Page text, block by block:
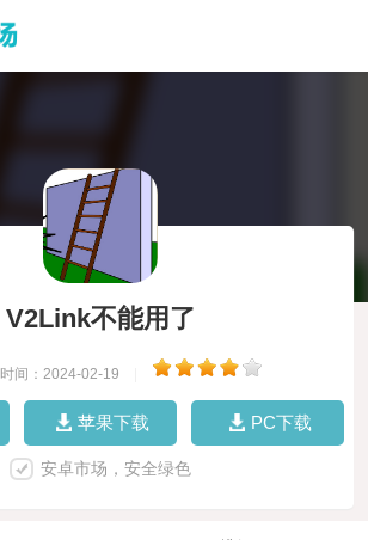
V2Link不能用了
时间：2024-02-19
苹果下载 PC下载
安卓市场，安全绿色